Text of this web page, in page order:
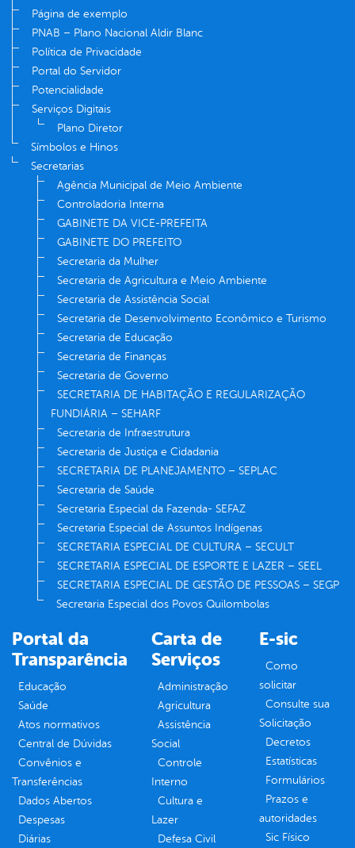
Página de exemplo
PNAB – Plano Nacional Aldir Blanc
Política de Privacidade
Portal do Servidor
Potencialidade
Serviços Digitais
Plano Diretor
Símbolos e Hinos
Secretarias
Agência Municipal de Meio Ambiente
Controladoria Interna
GABINETE DA VICE-PREFEITA
GABINETE DO PREFEITO
Secretaria da Mulher
Secretaria de Agricultura e Meio Ambiente
Secretaria de Assistência Social
Secretaria de Desenvolvimento Econômico e Turismo
Secretaria de Educação
Secretaria de Finanças
Secretaria de Governo
SECRETARIA DE HABITAÇÃO E REGULARIZAÇÃO
FUNDIÁRIA – SEHARF
Secretaria de Infraestrutura
Secretaria de Justiça e Cidadania
SECRETARIA DE PLANEJAMENTO – SEPLAC
Secretaria de Saúde
Secretaria Especial da Fazenda- SEFAZ
Secretaria Especial de Assuntos Indígenas
SECRETARIA ESPECIAL DE CULTURA – SECULT
SECRETARIA ESPECIAL DE ESPORTE E LAZER – SEEL
SECRETARIA ESPECIAL DE GESTÃO DE PESSOAS – SEGP
Secretaria Especial dos Povos Quilombolas
Portal da
Transparência
Educação
Saúde
Atos normativos
Central de Dúvidas
Convênios e
Transferências
Dados Abertos
Despesas
Diárias
Carta de
Serviços
Administração
Agricultura
Assistência
Social
Controle
Interno
Cultura e
Lazer
Defesa Civil
E-sic
Como
solicitar
Consulte sua
Solicitação
Decretos
Estatísticas
Formulários
Prazos e
autoridades
Sic Físico